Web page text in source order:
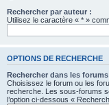
Rechercher par auteur :
Utilisez le caractère « * »
OPTIONS DE RECHERCHE
Rechercher dans les
Choisissez le forum ou les
recherche. Les sous-forums
l’option ci-dessous «